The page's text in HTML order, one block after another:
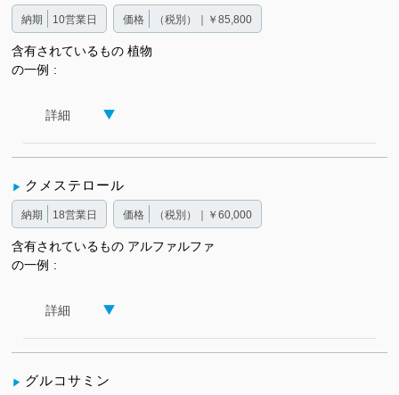
納期 10営業日 価格 （税別）｜￥85,800
含有されているもの
の一例
植物
詳細
クメステロール
納期 18営業日 価格 （税別）｜￥60,000
含有されているもの
の一例
アルファルファ
詳細
グルコサミン